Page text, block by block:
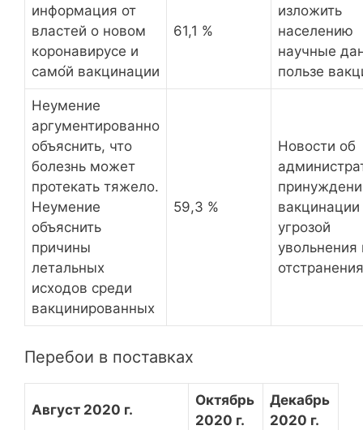
информация от
властей о новом
коронавирусе и
само́й вакцинации
61,1 %
изложить
населению
научные
пользе
Неумение
аргументированно
объяснить, что
болезнь может
протекать тяжело.
Неумение
объяснить
причины
летальных
исходов среди
вакцинированных
59,3 %
Новости об
угрозой
увольнения
отстранения
Перебои в поставках
Август 2020 г.
Октябрь
2020 г.
Декабрь
2020 г.